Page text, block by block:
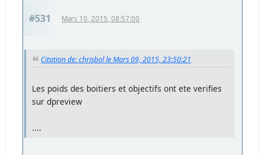
#531 Mars 10, 2015, 08:57:00
Citation de: chrisbol le Mars 09, 2015, 23:50:21
Les poids des boitiers et objectifs ont ete verifies
sur dpreview
....